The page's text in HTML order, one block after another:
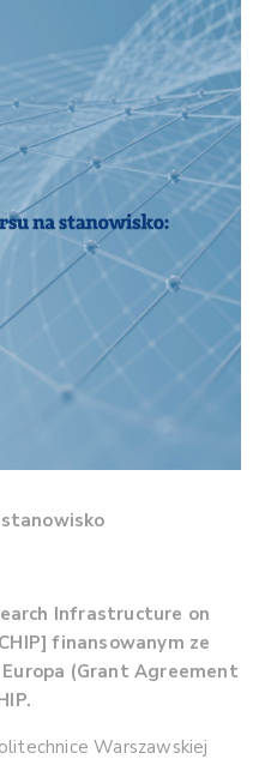
Infrastructure on
finansowanym ze
(Grant Agreement
Warszawskiej